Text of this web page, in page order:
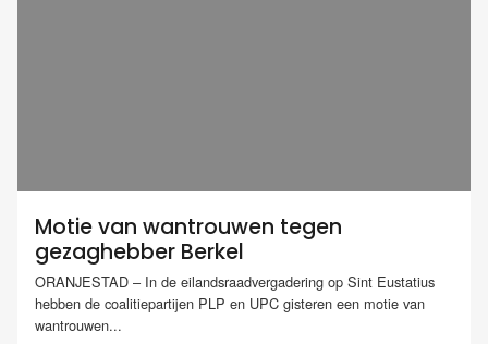
Motie van wantrouwen tegen
gezaghebber Berkel
ORANJESTAD – In de eilandsraadvergadering op Sint Eustatius
hebben de coalitiepartijen PLP en UPC gisteren een motie van
wantrouwen...